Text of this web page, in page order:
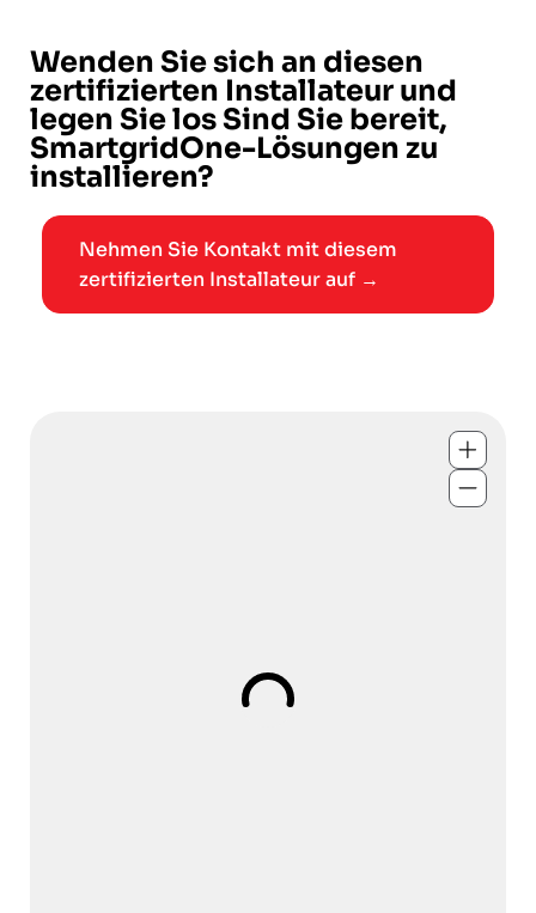
Wenden Sie sich an diesen
zertifizierten Installateur und
legen Sie los Sind Sie bereit,
SmartgridOne-Lösungen zu
installieren?
Nehmen Sie Kontakt mit diesem
zertifizierten Installateur auf →